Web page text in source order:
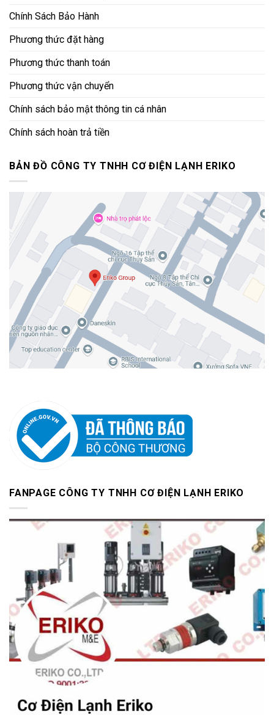
Chính Sách Bảo Hành
Phương thức đặt hàng
Phương thức thanh toán
Phương thức vận chuyển
Chính sách bảo mật thông tin cá nhân
Chính sách hoàn trả tiền
BẢN ĐỒ CÔNG TY TNHH CƠ ĐIỆN LẠNH ERIKO
FANPAGE CÔNG TY TNHH CƠ ĐIỆN LẠNH ERIKO